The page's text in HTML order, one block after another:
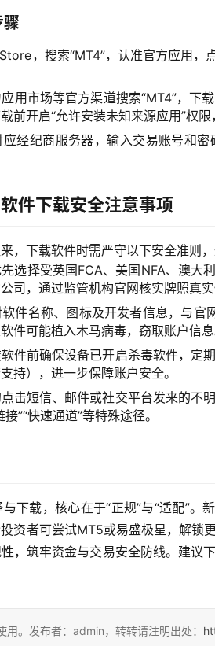
骤
，搜索“MT4”，认准官方应用，
用市场等官方渠道搜索“MT4”，下
前开启“允许安装未知来源应用”权
经纪商服务器，输入交易账号和
件下载安全注意事项
，下载软件时需严守以下安全准则，
选择受英国FCA、美国NFA、澳大
司，通过监管机构官网核实牌照真
件名称、图标及开发者信息，与官
件可能植入木马病毒，窃取账户信息
件前确保设备已开启杀毒软件，定
持），进一步保障账户安全。
击短信、邮件或社交平台发来的不
”“快速通道”等特殊途径。
下载，核心在于“正规”与“适配”
资者可尝试MT5或易盛极星，解锁
，筑牢资金与交易安全防线。建议
用。发布者：admin，转转请注明出处：